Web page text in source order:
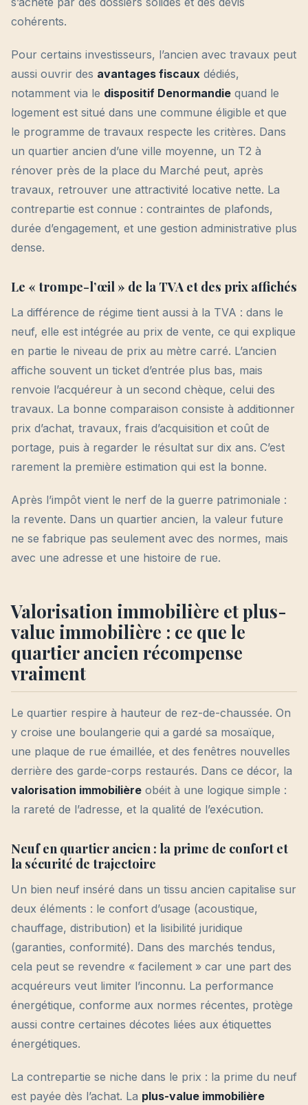
cohérents.
Pour certains investisseurs, l’ancien avec travaux peut
aussi ouvrir des avantages fiscaux dédiés,
notamment via le dispositif Denormandie quand le
logement est situé dans une commune éligible et que
le programme de travaux respecte les critères. Dans
un quartier ancien d’une ville moyenne, un T2 à
rénover près de la place du Marché peut, après
travaux, retrouver une attractivité locative nette. La
contrepartie est connue : contraintes de plafonds,
durée d’engagement, et une gestion administrative plus
dense.
Le « trompe-l’œil » de la TVA et des prix affichés
La différence de régime tient aussi à la TVA : dans le
neuf, elle est intégrée au prix de vente, ce qui explique
en partie le niveau de prix au mètre carré. L’ancien
affiche souvent un ticket d’entrée plus bas, mais
renvoie l’acquéreur à un second chèque, celui des
travaux. La bonne comparaison consiste à additionner
prix d’achat, travaux, frais d’acquisition et coût de
portage, puis à regarder le résultat sur dix ans. C’est
rarement la première estimation qui est la bonne.
Après l’impôt vient le nerf de la guerre patrimoniale :
la revente. Dans un quartier ancien, la valeur future
ne se fabrique pas seulement avec des normes, mais
avec une adresse et une histoire de rue.
Valorisation immobilière et plus-
value immobilière : ce que le
quartier ancien récompense
vraiment
Le quartier respire à hauteur de rez-de-chaussée. On
y croise une boulangerie qui a gardé sa mosaïque,
une plaque de rue émaillée, et des fenêtres nouvelles
derrière des garde-corps restaurés. Dans ce décor, la
valorisation immobilière obéit à une logique simple :
la rareté de l’adresse, et la qualité de l’exécution.
Neuf en quartier ancien : la prime de confort et
la sécurité de trajectoire
Un bien neuf inséré dans un tissu ancien capitalise sur
deux éléments : le confort d’usage (acoustique,
chauffage, distribution) et la lisibilité juridique
(garanties, conformité). Dans des marchés tendus,
cela peut se revendre « facilement » car une part des
acquéreurs veut limiter l’inconnu. La performance
énergétique, conforme aux normes récentes, protège
aussi contre certaines décotes liées aux étiquettes
énergétiques.
La contrepartie se niche dans le prix : la prime du neuf
est payée dès l’achat. La plus-value immobilière